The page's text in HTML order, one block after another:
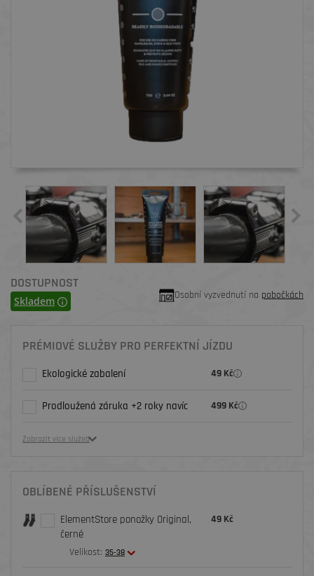
DOSTUPNOST
Skladem Osobní vyzvednutí na pobočkách
PRÉMIOVÉ SLUŽBY PRO PERFEKTNÍ JÍZDU
Ekologické zabalení 49 Kč
Prodloužená záruka +2 roky navíc 499 Kč
Zobrazit více služeb
OBLÍBENÉ PŘÍSLUŠENSTVÍ
ElementStore ponožky Original,
černé
Velikost: 35-38
49 Kč